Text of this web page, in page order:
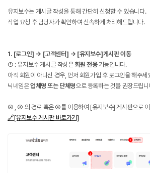
유지보수는 게시글 작성을 통해 간단히 신청할 수 있습니다.
작업 요청 후 담당자가 확인하여 신속하게 처리해드립니다.
1. [로그인] → [고객센터] → [유지보수]게시판 이동
① : 유지보수 게시글 작성은 회원 전용기능입니다.
아직 회원이 아니신 경우, 먼저 회원가입 후 로그인을 해주세
닉네임은업체명 또는 단체명으로 등록하는 것을 권장드립니
② , ③ 의 경로 혹은 ④를 이용하여 [유지보수] 게시판으로
🔗[유지보수 게시판 바로가기]